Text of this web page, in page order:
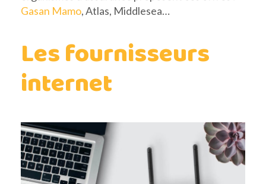
Gasan Mamo, Atlas, Middlesea…
Les fournisseurs
internet